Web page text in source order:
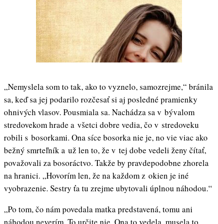
,,Nemyslela som to tak, ako to vyznelo, samozrejme,“ bránila
sa, keď sa jej podarilo rozčesať si aj posledné pramienky
ohnivých vlasov. Pousmiala sa. Nachádza sa v bývalom
stredovekom hrade a všetci dobre vedia, čo v stredoveku
robili s bosorkami. Ona síce bosorka nie je, no vie viac ako
bežný smrteľník a už len to, že v tej dobe vedeli ženy čítať,
považovali za bosoráctvo. Takže by pravdepodobne zhorela
na hranici. ,,Hovorím len, že na každom z okien je iné
vyobrazenie. Sestry ťa tu zrejme ubytovali úplnou náhodou.“
,,Po tom, čo nám povedala matka predstavená, tomu ani
náhodou neverím. To určite nie. Ona to vedela, musela to